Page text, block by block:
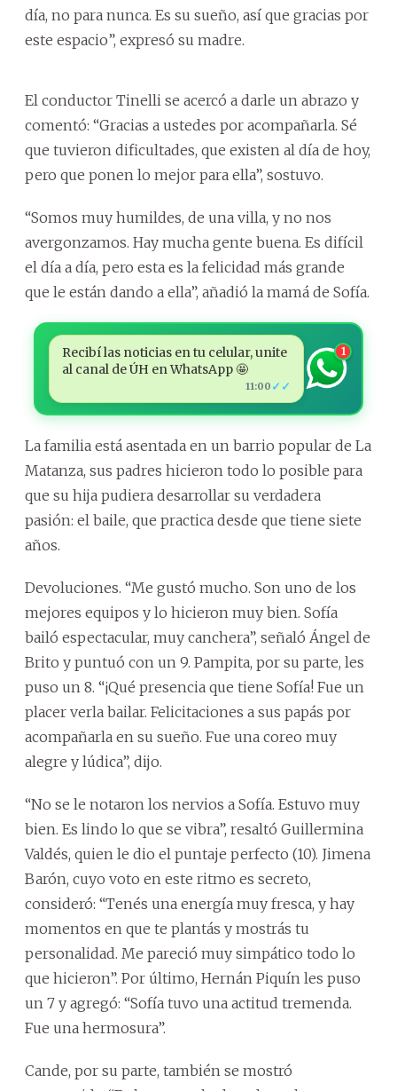
día, no para nunca. Es su sueño, así que gracias por
este espacio”, expresó su madre.
El conductor Tinelli se acercó a darle un abrazo y
comentó: “Gracias a ustedes por acompañarla. Sé
que tuvieron dificultades, que existen al día de hoy,
pero que ponen lo mejor para ella”, sostuvo.
“Somos muy humildes, de una villa, y no nos
avergonzamos. Hay mucha gente buena. Es difícil
el día a día, pero esta es la felicidad más grande
que le están dando a ella”, añadió la mamá de Sofía.
Recibí las noticias en tu celular, unite
al canal de ÚH en WhatsApp 🤩
11:00 ✓✓
1
La familia está asentada en un barrio popular de La
Matanza, sus padres hicieron todo lo posible para
que su hija pudiera desarrollar su verdadera
pasión: el baile, que practica desde que tiene siete
años.
Devoluciones. “Me gustó mucho. Son uno de los
mejores equipos y lo hicieron muy bien. Sofía
bailó espectacular, muy canchera”, señaló Ángel de
Brito y puntuó con un 9. Pampita, por su parte, les
puso un 8. “¡Qué presencia que tiene Sofía! Fue un
placer verla bailar. Felicitaciones a sus papás por
acompañarla en su sueño. Fue una coreo muy
alegre y lúdica”, dijo.
“No se le notaron los nervios a Sofía. Estuvo muy
bien. Es lindo lo que se vibra”, resaltó Guillermina
Valdés, quien le dio el puntaje perfecto (10). Jimena
Barón, cuyo voto en este ritmo es secreto,
consideró: “Tenés una energía muy fresca, y hay
momentos en que te plantás y mostrás tu
personalidad. Me pareció muy simpático todo lo
que hicieron”. Por último, Hernán Piquín les puso
un 7 y agregó: “Sofía tuvo una actitud tremenda.
Fue una hermosura”.
Cande, por su parte, también se mostró